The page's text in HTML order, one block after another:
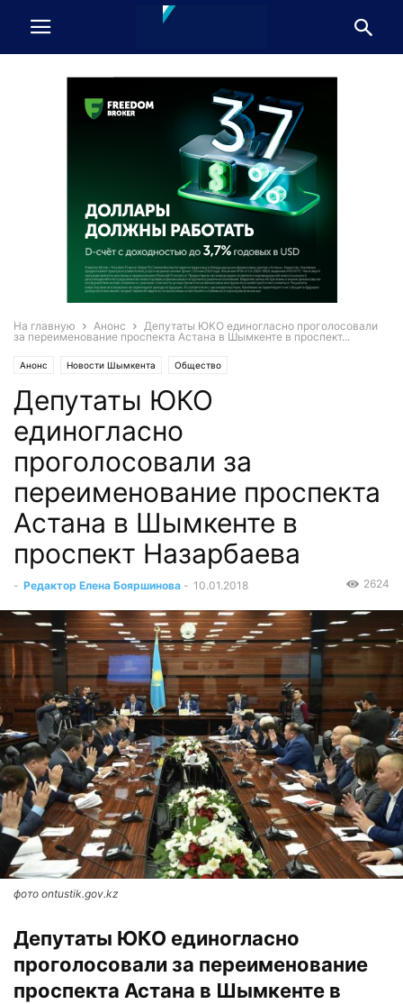
На главную Анонс
Депутаты ЮКО единогласно проголосовали
за переименование проспекта Астана в Шымкенте в проспект...
Анонс Новости Шымкента Общество
Депутаты ЮКО
единогласно
проголосовали за
переименование проспекта
Астана в Шымкенте в
проспект Назарбаева
- Редактор Елена Бояршинова - 10.01.2018 2624
фото ontustik.gov.kz
Депутаты ЮКО единогласно
проголосовали за переименование
проспекта Астана в Шымкенте в